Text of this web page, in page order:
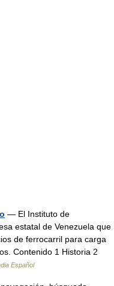
— El Instituto de
estatal de Venezuela que
de ferrocarril para carga
Contenido 1 Historia 2
Español